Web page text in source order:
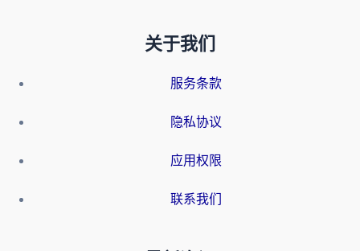
关于我们
服务条款
隐私协议
应用权限
联系我们